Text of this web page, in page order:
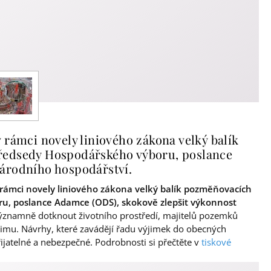
novely liniového zákona velký balík
Hospodářského výboru, poslance
hospodářství.
novely liniového zákona velký balík pozměňovacích
poslance Adamce (ODS), skokově zlepšit výkonnost
dotknout životního prostředí, majitelů pozemků
Návrhy, které zavádějí řadu výjimek do obecných
a nebezpečné. Podrobnosti si přečtěte vtiskové